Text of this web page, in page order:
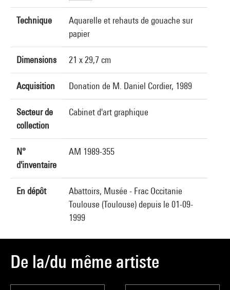
Technique
Aquarelle et rehauts de gouache sur
papier
Dimensions 21 x 29,7 cm
Acquisition Donation de M. Daniel Cordier, 1989
Secteur de
collection
Cabinet d'art graphique
N°
d'inventaire
AM 1989-355
En dépôt
Abattoirs, Musée - Frac Occitanie
Toulouse (Toulouse) depuis le 01-09-
1999
De la/du même artiste